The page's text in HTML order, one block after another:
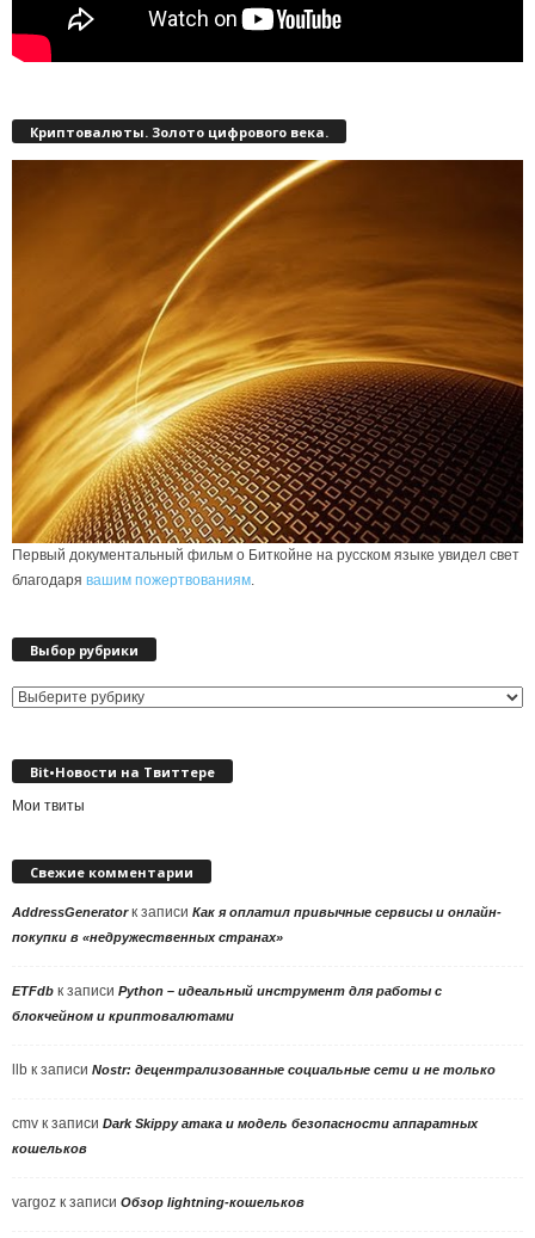
Криптовалюты. Золото цифрового века.
Первый документальный фильм о Биткойне на русском языке увидел свет
благодаря вашим пожертвованиям.
Выбор рубрики
Выбор
Bit•Новости на Твиттере
Мои твиты
Свежие комментарии
AddressGeneratorк записи Как я оплатил привычные сервисы и онлайн-
покупки в «недружественных странах»
ETFdb к записи Python – идеальный инструмент для работы с
блокчейном и криптовалютами
llb к записи Nostr: децентрализованные социальные сети и не только
cmv к записи Dark Skippy атака и модель безопасности аппаратных
кошельков
vargoz к записи Обзор lightning-кошельков